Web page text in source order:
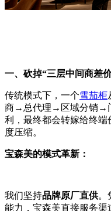
一、砍掉“三层中间商差
传统模式下，一个雪茄柜
商→总代理→区域分销→
利，最终都会转嫁给终
度压缩。
宝森美的模式革新：
我们坚持品牌原厂直供。
能力，宝森美直接服务